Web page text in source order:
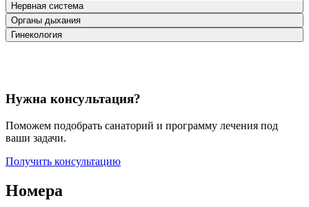
Нервная система
Органы дыхания
Гинекология
Нужна консультация?
Поможем подобрать санаторий и программу лечения под
ваши задачи.
Получить консультацию
Номера